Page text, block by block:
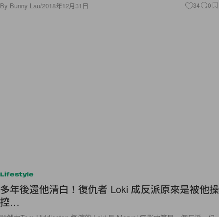
By Bunny Lau/2018年12月31日 34 0
Lifestyle
多年後還他清白！復仇者 Loki 成反派原來是被他操
控…